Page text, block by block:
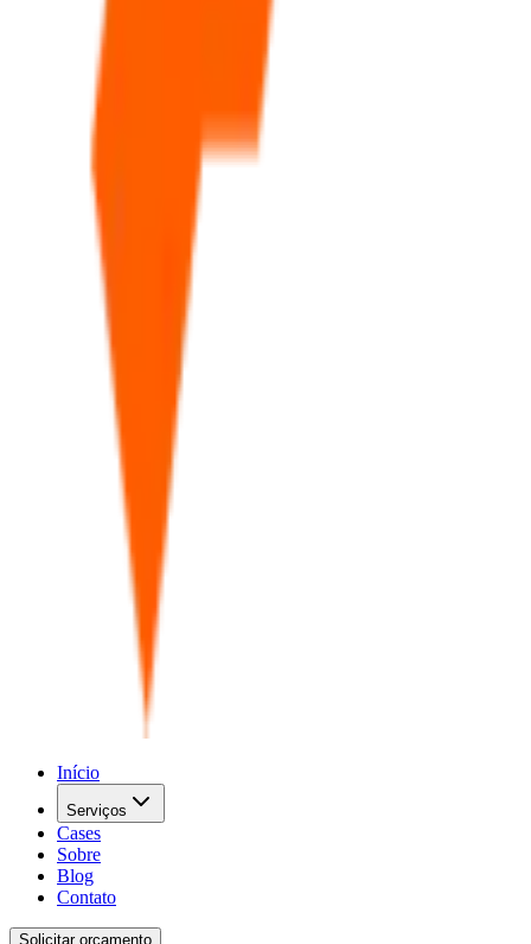
Início
Serviços
Cases
Sobre
Blog
Contato
Solicitar orçamento